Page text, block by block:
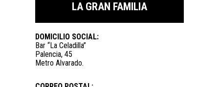
LA GRAN FAMILIA
DOMICILIO SOCIAL:
Bar “La Celadilla”
Palencia, 45
Metro Alvarado.